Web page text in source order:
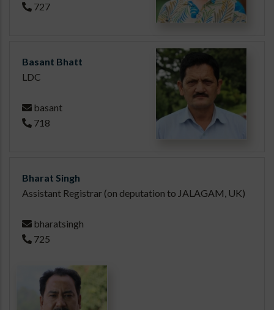
727
Basant Bhatt
LDC
basant
718
Bharat Singh
Assistant Registrar (on deputation to JALAGAM, UK)
bharatsingh
725